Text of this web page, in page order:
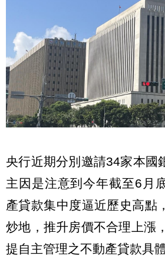
央行近期分別邀請34家本國
主因是注意到今年截至6月
產貸款集中度逼近歷史高點
炒地，推升房價不合理上漲
提自主管理之不動產貸款具